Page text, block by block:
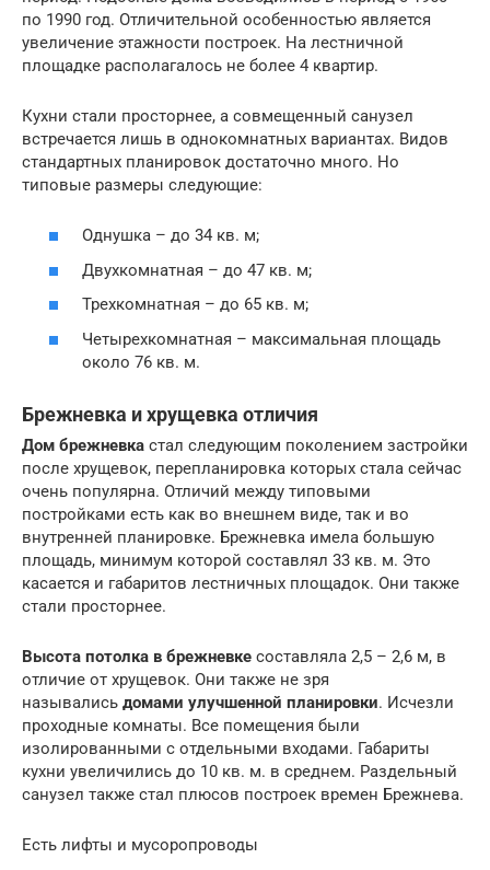
по 1990 год. Отличительной особенностью является
увеличение этажности построек. На лестничной
площадке располагалось не более 4 квартир.
Кухни стали просторнее, а совмещенный санузел
встречается лишь в однокомнатных вариантах. Видов
стандартных планировок достаточно много. Но
типовые размеры следующие:
Однушка – до 34 кв. м;
Двухкомнатная – до 47 кв. м;
Трехкомнатная – до 65 кв. м;
Четырехкомнатная – максимальная площадь
около 76 кв. м.
Брежневка и хрущевка отличия
Дом брежневка стал следующим поколением застройки
после хрущевок, перепланировка которых стала сейчас
очень популярна. Отличий между типовыми
постройками есть как во внешнем виде, так и во
внутренней планировке. Брежневка имела большую
площадь, минимум которой составлял 33 кв. м. Это
касается и габаритов лестничных площадок. Они также
стали просторнее.
Высота потолка в брежневке составляла 2,5 – 2,6 м, в
отличие от хрущевок. Они также не зря
назывались домами улучшенной планировки. Исчезли
проходные комнаты. Все помещения были
изолированными с отдельными входами. Габариты
кухни увеличились до 10 кв. м. в среднем. Раздельный
санузел также стал плюсов построек времен Брежнева.
Есть лифты и мусоропроводы